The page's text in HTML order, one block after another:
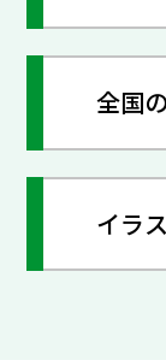
全国
イラ